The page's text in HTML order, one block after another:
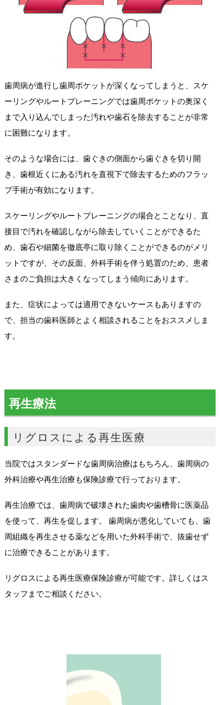
歯周病が進行し歯周ポケットが深くなってしまうと、スケ
ーリングやルートプレーニングでは歯周ポケットの奥深く
まで入り込んでしまった汚れや歯石を除去することが非常
に困難になります。
そのような場合には、歯ぐきの側面から歯ぐきを切り開
き、歯根近くにある汚れを直視下で除去するためのフラッ
プ手術が有効になります。
スケーリングやルートプレーニングの場合とことなり、直
接目で汚れを確認しながら除去していくことができるた
め、歯石や細菌を徹底亭に取り除くことができるのがメリ
ットですが、その反面、外科手術を伴う処置のため、患者
さまのご負担は大きくなってしまう傾向にあります。
また、症状によっては適用できないケースもありますの
で、担当の歯科医師とよく相談されることをおススメしま
す。
再生療法
リグロスによる再生医療
当院ではスタンダードな歯周病治療はもちろん、歯周病の
外科治療や再生治療も保険診療で行っております。
再生治療では、歯周病で破壊された歯肉や歯槽骨に医薬品
を使って、再生を促します。 歯周病が悪化していても、歯
周組織を再生させる薬などを用いた外科手術で、抜歯せず
に治療できることがあります。
リグロスによる再生医療保険診療が可能です。詳しくはス
タッフまでご相談ください。